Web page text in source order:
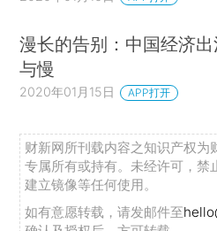
漫长的告别：中国经济
与慢
2020年01月15日 APP打开
财新网所刊载内容之知识产权为
专属所有或持有。未经许可，禁
建立镜像等任何使用。
如有意愿转载，请发邮件至